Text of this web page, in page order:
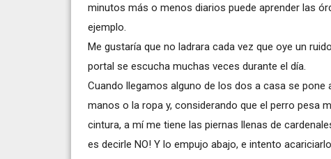
minutos más o menos diarios puede aprender las
ejemplo.
Me gustaría que no ladrara cada vez que oye un
portal se escucha muchas veces durante el día.
Cuando llegamos alguno de los dos a casa se
manos o la ropa y, considerando que el perro pesa
cintura, a mí me tiene las piernas llenas de
es decirle NO! Y lo empujo abajo, e intento